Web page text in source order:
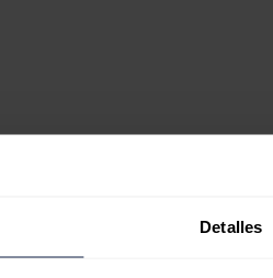
Detalles